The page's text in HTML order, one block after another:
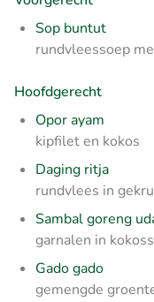
Sop buntut
rundvleessoep
Hoofdgerecht
Opor ayam
kipfilet en kokos
Daging ritja
rundvlees in
Sambal goreng
garnalen in
Gado gado
gemengde